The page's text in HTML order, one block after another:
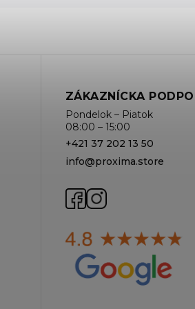
ZÁKAZNÍCKA
Pondelok – Piatok
08:00 – 15:00
+421 37 202 13 50
info@proxima.store